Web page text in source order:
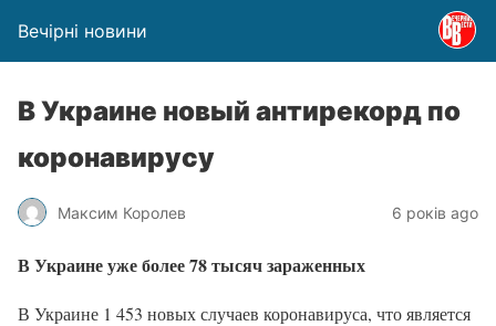
Вечірні новини
В Украине новый антирекорд по
коронавирусу
Максим Королев 6 років ago
В Украине уже более 78 тысяч зараженных
В Украине 1 453 новых случаев коронавируса, что является